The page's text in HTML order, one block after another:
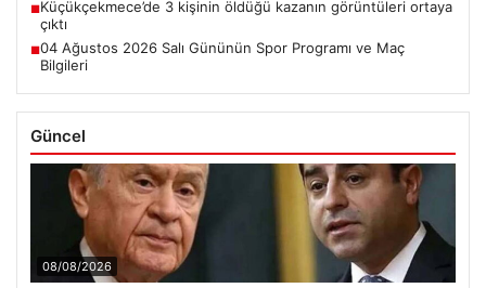
■Küçükçekmece’de 3 kişinin öldüğü kazanın görüntüleri ortaya
çıktı
■04 Ağustos 2026 Salı Gününün Spor Programı ve Maç
Bilgileri
Güncel
08/08/2026